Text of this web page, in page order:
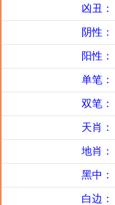
凶丑：
阴性：
阳性：
单笔：
双笔：
天肖：
地肖：
黑中：
白边：